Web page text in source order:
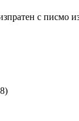
с